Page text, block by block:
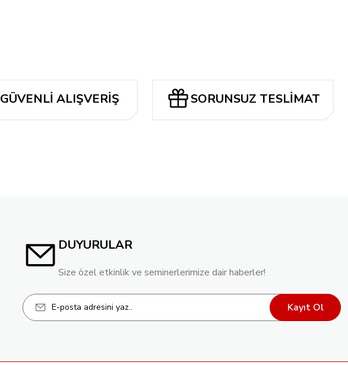
GÜVENLİ ALIŞVERİŞ SORUNSUZ TESLİMAT
DUYURULAR
Size özel etkinlik ve seminerlerimize dair haberler!
Kayıt Ol